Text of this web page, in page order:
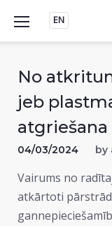
content
EN
No
jeb
04/03/2024 by
Vairums no
atkārtoti